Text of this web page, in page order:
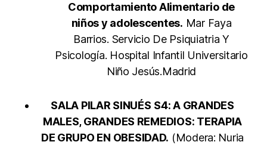
Comportamiento Alimentario de
niños y adolescentes. Mar Faya
Barrios. Servicio De Psiquiatria Y
Psicología. Hospital Infantil Universitario
Niño Jesús.Madrid
SALA PILAR SINUÉS S4: A GRANDES
MALES, GRANDES REMEDIOS: TERAPIA
DE GRUPO EN OBESIDAD. (Modera: Nuria